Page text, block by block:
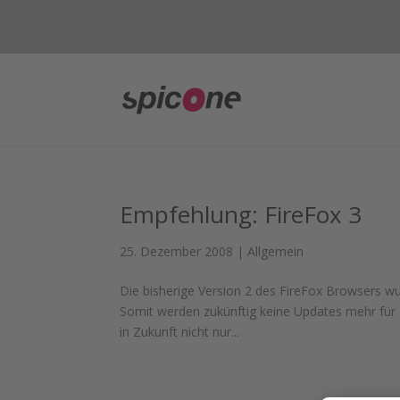
Empfehlung: FireFox 3
25. Dezember 2008 |Allgemein
Die bisherige Version 2 des FireFox Browsers
Somit werden zukünftig keine Updates mehr
in Zukunft nicht nur...